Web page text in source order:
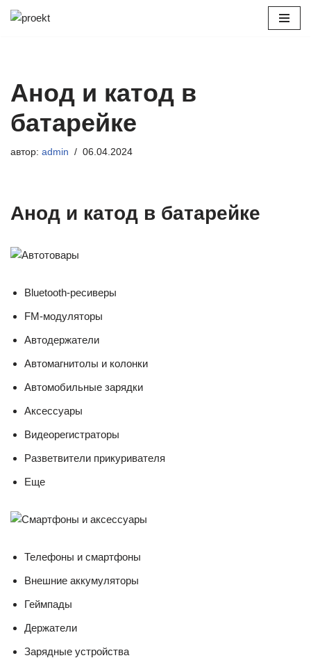
Анод и катод в
батарейке
автор: admin 06.04.2024
Анод и катод в батарейке
Bluetooth-ресиверы
FM-модуляторы
Автодержатели
Автомагнитолы и колонки
Автомобильные зарядки
Аксессуары
Видеорегистраторы
Разветвители прикуривателя
Еще
Телефоны и смартфоны
Внешние аккумуляторы
Геймпады
Держатели
Зарядные устройства